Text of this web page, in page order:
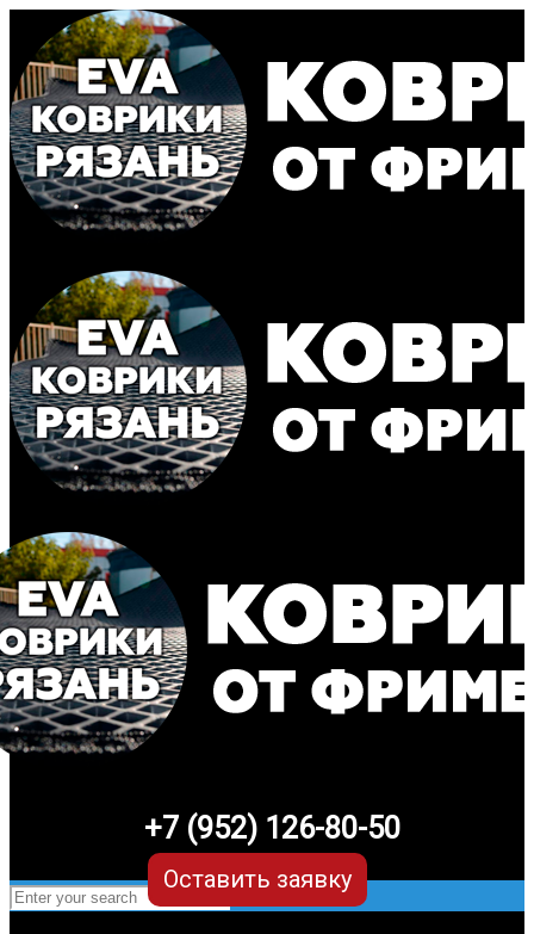
+7 (952) 126-80-50
Оставить заявку